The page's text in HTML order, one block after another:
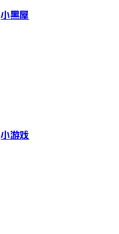
小黑屋
小游戏